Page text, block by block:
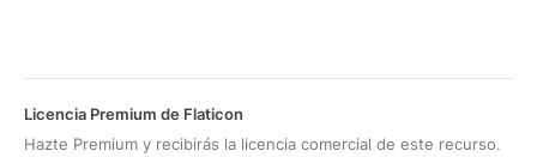
Licencia Premium de Flaticon
Hazte Premium y recibirás la licencia comercial de este recurso.